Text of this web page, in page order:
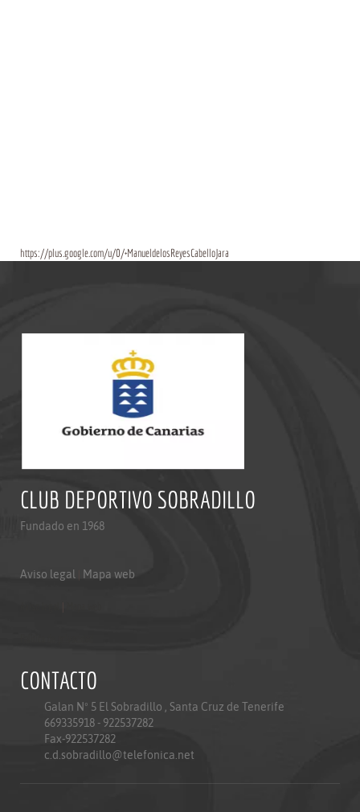
https://plus.google.com/u/0/+ManueldelosReyesCabelloJara
CLUB DEPORTIVO SOBRADILLO
Fundado en 1968
Aviso legal Mapa web
CONTACTO
Galan Nº 5 El Sobradillo , Santa Cruz de Tenerife
669335918 - 922537282
Fax-922537282
c.d.sobradillo@telefonica.net